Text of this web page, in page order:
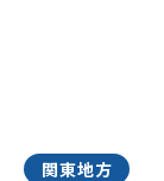
関東地方